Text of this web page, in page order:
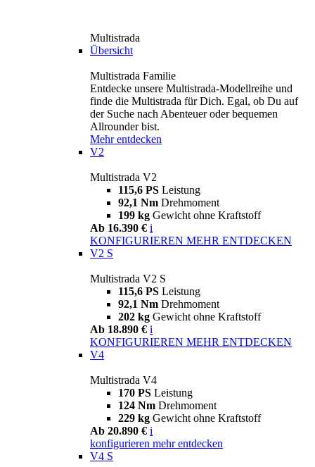
Multistrada
Übersicht
Multistrada Familie
Entdecke unsere Multistrada-Modellreihe und
finde die Multistrada für Dich. Egal, ob Du auf
der Suche nach Abenteuer oder bequemen
Allrounder bist.
Mehr entdecken
V2
Multistrada V2
115,6 PS Leistung
92,1 Nm Drehmoment
199 kg Gewicht ohne Kraftstoff
Ab 16.390 € i
KONFIGURIEREN MEHR ENTDECKEN
V2 S
Multistrada V2 S
115,6 PS Leistung
92,1 Nm Drehmoment
202 kg Gewicht ohne Kraftstoff
Ab 18.890 € i
KONFIGURIEREN MEHR ENTDECKEN
V4
Multistrada V4
170 PS Leistung
124 Nm Drehmoment
229 kg Gewicht ohne Kraftstoff
Ab 20.890 € i
konfigurieren mehr entdecken
V4 S